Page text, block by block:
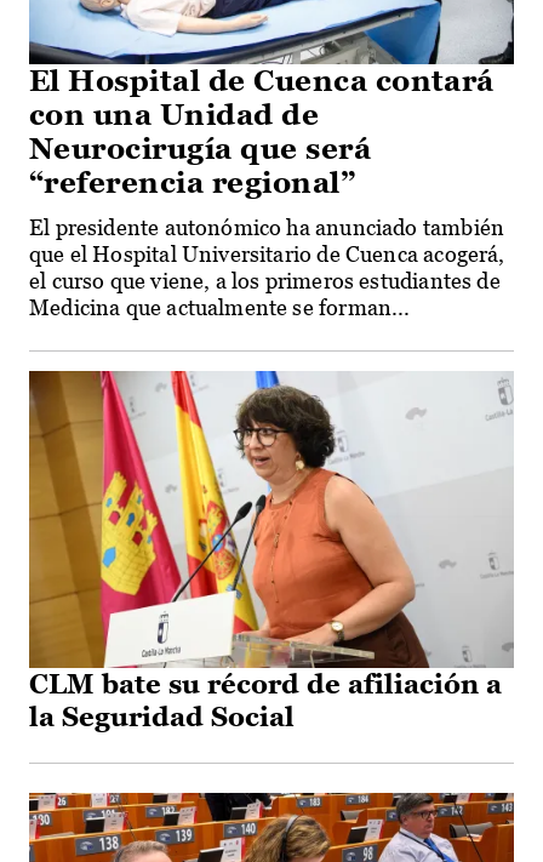
El Hospital de Cuenca contará
con una Unidad de
Neurocirugía que será
“referencia regional”
El presidente autonómico ha anunciado también
que el Hospital Universitario de Cuenca acogerá,
el curso que viene, a los primeros estudiantes de
Medicina que actualmente se forman...
CLM bate su récord de afiliación a
la Seguridad Social